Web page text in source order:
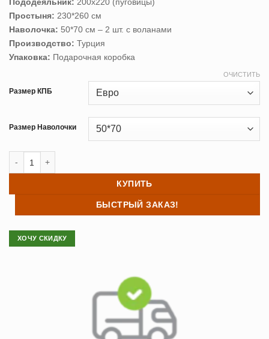
Простыня: 230*260 см
Наволочка: 50*70 см – 2 шт. с воланами
Производство: Турция
Упаковка: Подарочная коробка
Размер КПБ
Размер Наволочки
ОЧИСТИТЬ
КУПИТЬ
БЫСТРЫЙ ЗАКАЗ!
ХОЧУ СКИДКУ